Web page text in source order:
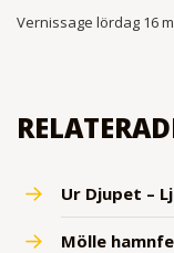
Vernissage lördag 16
Ur Djupet –
Mölle